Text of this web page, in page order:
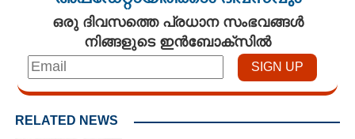
ഒരു ദിവസത്തെ പ്രധാന സംഭവങ്ങൾ
നിങ്ങളുടെ ഇൻബോക്സിൽ
RELATED NEWS